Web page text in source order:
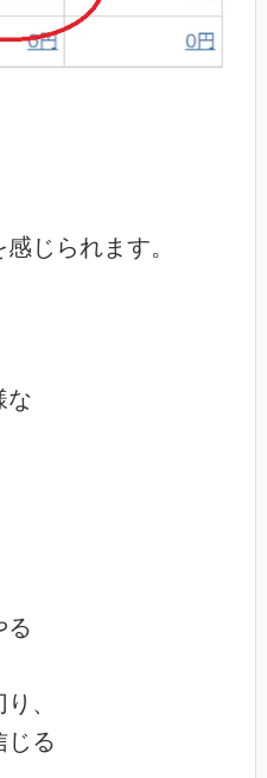
じられます。
な
る
、
る